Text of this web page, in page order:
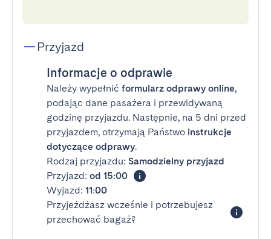
Przyjazd
Informacje o odprawie
Należy wypełnić formularz odprawy online,
podając dane pasażera i przewidywaną
godzinę przyjazdu. Następnie, na 5 dni przed
przyjazdem, otrzymają Państwo instrukcje
dotyczące odprawy.
Rodzaj przyjazdu: Samodzielny przyjazd
Przyjazd: od 15:00
Wyjazd: 11:00
Przyjeżdżasz wcześnie i potrzebujesz
przechować bagaż?